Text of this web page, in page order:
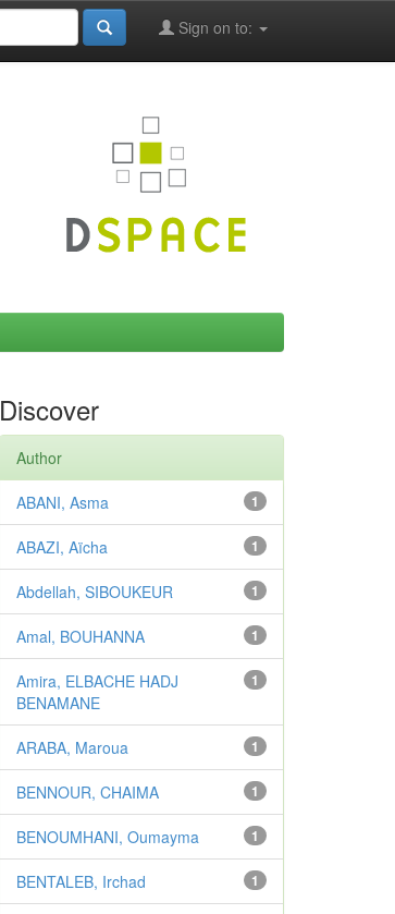
Sign on to:
Discover
Author
1
ABANI, Asma
1
ABAZI, Aïcha
1
Abdellah, SIBOUKEUR
1
Amal, BOUHANNA
1
Amira, ELBACHE HADJ
BENAMANE
1
ARABA, Maroua
1
BENNOUR, CHAIMA
1
BENOUMHANI, Oumayma
1
BENTALEB, Irchad